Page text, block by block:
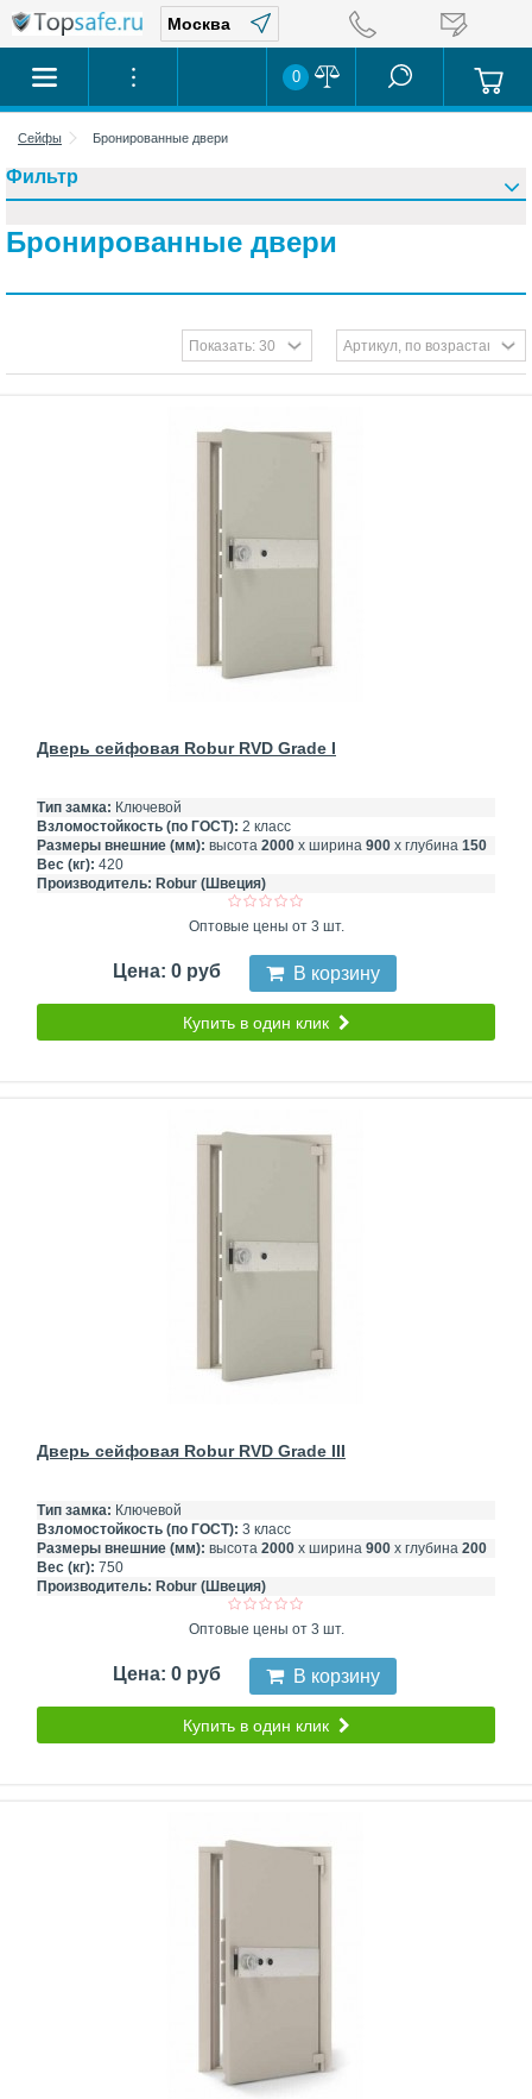
0
Сейфы Бронированные двери
Бронированные двери
Дверь сейфовая Robur RVD Grade I
Тип замка: Ключевой
Взломостойкость (по ГОСТ): 2 класс
Размеры внешние (мм): высота 2000 х ширина 900 х глубина 150
Вес (кг): 420
Производитель: Robur (Швеция)
Оптовые цены от 3 шт.
Цена: 0 руб В корзину
Купить в один клик
Дверь сейфовая Robur RVD Grade III
Тип замка: Ключевой
Взломостойкость (по ГОСТ): 3 класс
Размеры внешние (мм): высота 2000 х ширина 900 х глубина 200
Вес (кг): 750
Производитель: Robur (Швеция)
Оптовые цены от 3 шт.
Цена: 0 руб В корзину
Купить в один клик
Фильтр